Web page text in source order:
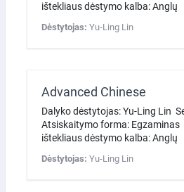
ištekliaus dėstymo kalba: Anglų
Dėstytojas: Yu-Ling Lin
Advanced Chinese
Dalyko dėstytojas: Yu-Ling Lin
Atsiskaitymo forma: Egzaminas
ištekliaus dėstymo kalba: Anglų
Dėstytojas: Yu-Ling Lin